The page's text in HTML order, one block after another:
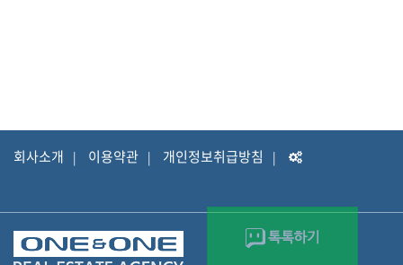
회사소개 이용약관 개인정보취급방침